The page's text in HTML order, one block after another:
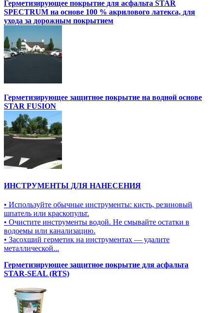
Герметизирующее покрытие для асфальта STAR
SPECTRUM на основе 100 % акрилового латекса, для
ухода за дорожным покрытием
Герметизирующее защитное покрытие на водной основе
STAR FUSION
ИНСТРУМЕНТЫ ДЛЯ НАНЕСЕНИЯ
• Используйте обычные инструменты: кисть, резиновый
шпатель или краскопульт.
• Очистите инструменты водой. Не смывайте остатки в
водоемы или канализацию.
• Засохший герметик на инструментах — удалите
металлической...
Герметизирующее защитное покрытие для асфальта
STAR-SEAL (RTS)